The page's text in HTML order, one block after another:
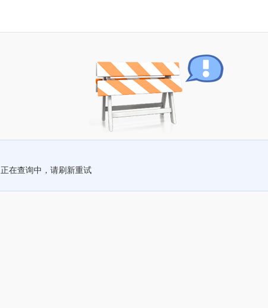
正在查询中，请刷新重试